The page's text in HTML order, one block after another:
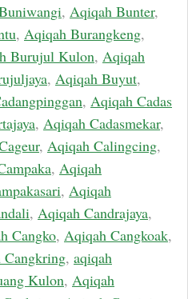
, Aqiqah Bunter,
, Aqiqah Burangkeng,
Burujul Kulon, Aqiqah
, Aqiqah Buyut,
, Aqiqah Cadas
, Aqiqah Cadasmekar,
, Aqiqah Calingcing,
, Aqiqah
, Aqiqah
, Aqiqah Candrajaya,
Cangko, Aqiqah Cangkoak,
, aqiqah
Kulon, Aqiqah